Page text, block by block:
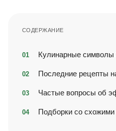
СОДЕРЖАНИЕ
Кулинарные
Последние рецепты
Частые вопросы об
Подборки со схожими